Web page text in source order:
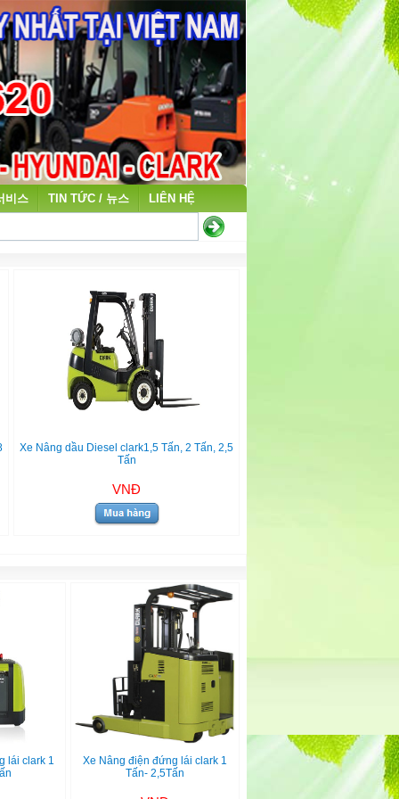
비스 TIN TỨC / 뉴스 LIÊN HỆ
Xe Nâng dầu Diesel clark1,5 Tấn, 2 Tấn, 2,5
Tấn
VNĐ
lái clark 1
Xe Nâng điện đứng lái clark 1
Tấn- 2,5Tấn